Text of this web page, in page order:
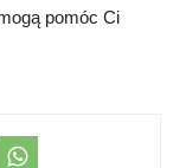
pomóc Ci